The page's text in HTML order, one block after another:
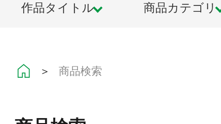
作品タイトル 商品カテゴリ
＞ 商品検索